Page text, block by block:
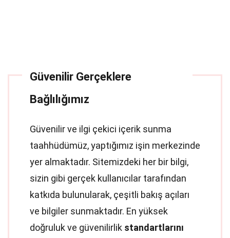
Güvenilir Gerçeklere
Bağlılığımız
Güvenilir ve ilgi çekici içerik sunma
taahhüdümüz, yaptığımız işin merkezinde
yer almaktadır. Sitemizdeki her bir bilgi,
sizin gibi gerçek kullanıcılar tarafından
katkıda bulunularak, çeşitli bakış açıları
ve bilgiler sunmaktadır. En yüksek
doğruluk ve güvenilirlik standartlarını